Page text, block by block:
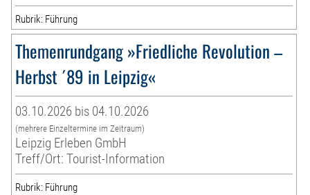
Rubrik: Führung
Themenrundgang »Friedliche Revolution –
Herbst ´89 in Leipzig«
03.10.2026 bis 04.10.2026
(mehrere Einzeltermine im Zeitraum)
Leipzig Erleben GmbH
Treff/Ort: Tourist-Information
Rubrik: Führung